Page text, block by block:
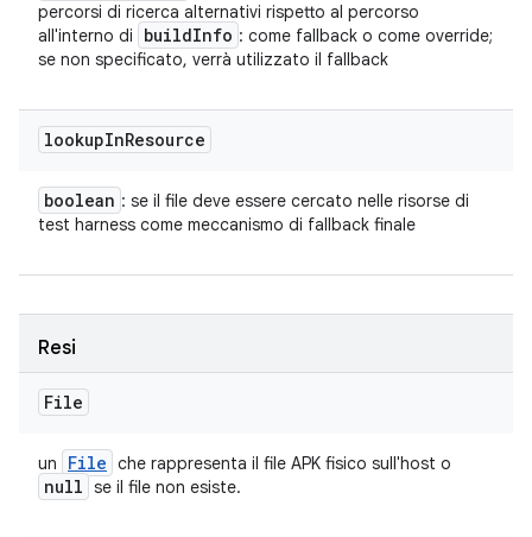
percorsi di ricerca alternativi rispetto al percorso
all'interno di
buildInfo : come fallback o come override;
se non specificato, verrà utilizzato il fallback
lookupInResource
boolean : se il file deve essere cercato nelle risorse di
test harness come meccanismo di fallback finale
Resi
File
un File che rappresenta il file APK fisico sull'host o
null se il file non esiste.